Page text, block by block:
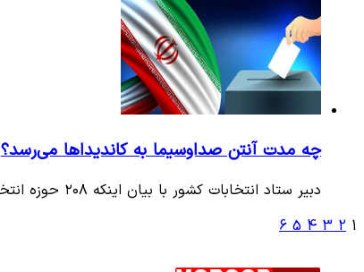
چه مدت آنتن صداوسیما به کاندیداها می‌رسد؟
دبیر ستاد انتخابات کشور با بیان اینکه ۲۰۸ حوزه انتخابیه داریم، تاکید کرد که علاوه بر برنامه های شبکه های استانی، ۲۰۰…
1
2
3
4
5
6